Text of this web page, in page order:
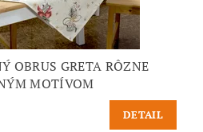
OBRUS GRETA RÔZNE
MOTÍVOM
DETAIL